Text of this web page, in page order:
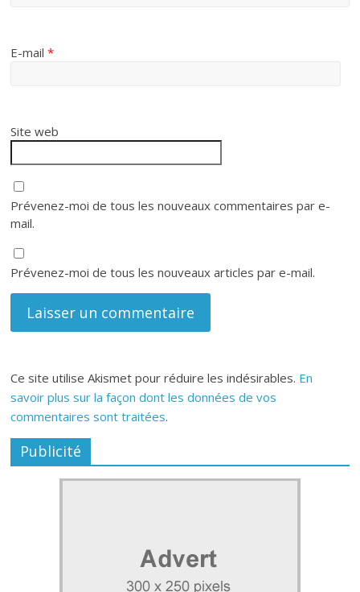
E-mail*
Site web
Prévenez-moi de tous les nouveaux commentaires par e-
mail.
Prévenez-moi de tous les nouveaux articles par e-mail.
Ce site utilise Akismet pour réduire les indésirables. En
savoir plus sur la façon dont les données de vos
commentaires sont traitées.
Publicité